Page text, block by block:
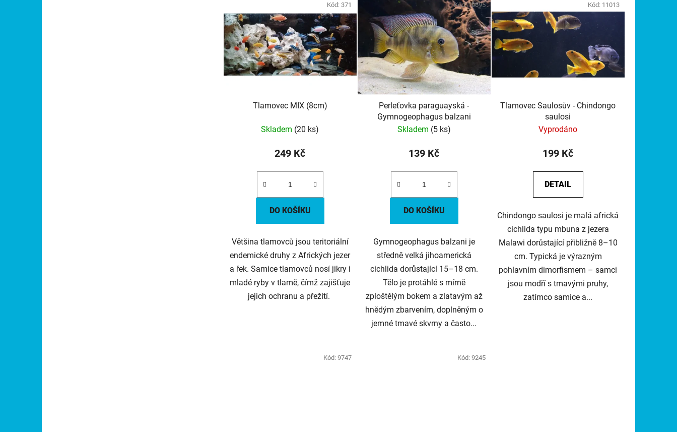
n
í
p
r
d
k
p
i
s
p
r
Tlamovec MIX (8cm)
Skladem (20 ks)
249 Kč
DO KOŠÍKU
Většina tlamovců jsou teritoriální
endemické druhy z Afrických jezer
a řek. Samice tlamovců nosí jikry i
mladé ryby v tlamě, čímž zajišťuje
jejich ochranu a přežití.
Kód: 371
Perleťovka paraguayská -
Gymnogeophagus balzani
Skladem (5 ks)
139 Kč
DO KOŠÍKU
Gymnogeophagus balzani je
středně velká jihoamerická
cichlida dorůstající 15–18 cm.
Tělo je protáhlé s mírně
zploštělým bokem a zlatavým až
hnědým zbarvením, doplněným o
jemné tmavé skvrny a často...
Kód:10695
Tlamovec Saulosův - Chindongo
saulosi
Vyprodáno
199 Kč
DETAIL
Chindongo saulosi je malá africká
cichlida typu mbuna z jezera
Malawi dorůstající přibližně 8–10
cm. Typická je výrazným
pohlavním dimorfismem – samci
jsou modří s tmavými pruhy,
zatímco samice a...
Kód: 11013
Kód: 9747 Kód: 9245